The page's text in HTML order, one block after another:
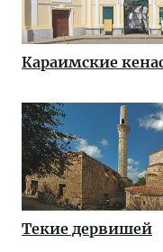
Караимские
Текие дервишей